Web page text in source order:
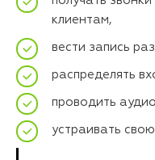
клиентам,
вести запись
распределять
проводить
устраивать